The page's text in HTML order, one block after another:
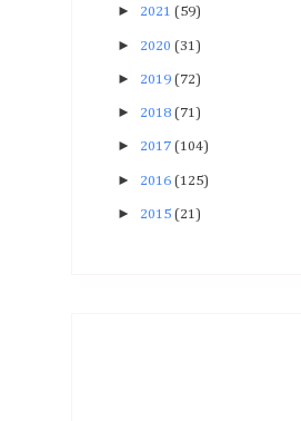
► 2021 (59)
► 2020 (31)
► 2019 (72)
► 2018 (71)
► 2017 (104)
► 2016 (125)
► 2015 (21)